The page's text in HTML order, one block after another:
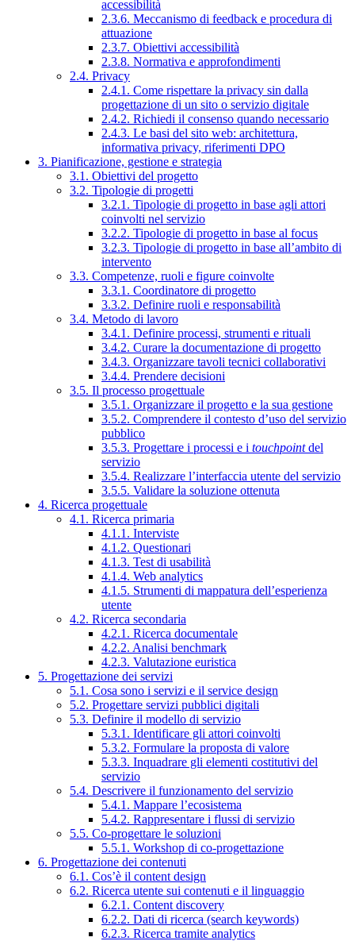
accessibilità
2.3.6. Meccanismo di feedback e procedura di
attuazione
2.3.7. Obiettivi accessibilità
2.3.8. Normativa e approfondimenti
2.4. Privacy
2.4.1. Come rispettare la privacy sin dalla
progettazione di un sito o servizio digitale
2.4.2. Richiedi il consenso quando necessario
2.4.3. Le basi del sito web: architettura,
informativa privacy, riferimenti DPO
3. Pianificazione, gestione e strategia
3.1. Obiettivi del progetto
3.2. Tipologie di progetti
3.2.1. Tipologie di progetto in base agli attori
coinvolti nel servizio
3.2.2. Tipologie di progetto in base al focus
3.2.3. Tipologie di progetto in base all’ambito di
intervento
3.3. Competenze, ruoli e figure coinvolte
3.3.1. Coordinatore di progetto
3.3.2. Definire ruoli e responsabilità
3.4. Metodo di lavoro
3.4.1. Definire processi, strumenti e rituali
3.4.2. Curare la documentazione di progetto
3.4.3. Organizzare tavoli tecnici collaborativi
3.4.4. Prendere decisioni
3.5. Il processo progettuale
3.5.1. Organizzare il progetto e la sua gestione
3.5.2. Comprendere il contesto d’uso del servizio
pubblico
3.5.3. Progettare i processi e i touchpointdel
servizio
3.5.4. Realizzare l’interfaccia utente del servizio
3.5.5. Validare la soluzione ottenuta
4. Ricerca progettuale
4.1. Ricerca primaria
4.1.1. Interviste
4.1.2. Questionari
4.1.3. Test di usabilità
4.1.4. Web analytics
4.1.5. Strumenti di mappatura dell’esperienza
utente
4.2. Ricerca secondaria
4.2.1. Ricerca documentale
4.2.2. Analisi benchmark
4.2.3. Valutazione euristica
5. Progettazione dei servizi
5.1. Cosa sono i servizi e il service design
5.2. Progettare servizi pubblici digitali
5.3. Definire il modello di servizio
5.3.1. Identificare gli attori coinvolti
5.3.2. Formulare la proposta di valore
5.3.3. Inquadrare gli elementi costitutivi del
servizio
5.4. Descrivere il funzionamento del servizio
5.4.1. Mappare l’ecosistema
5.4.2. Rappresentare i flussi di servizio
5.5. Co-progettare le soluzioni
5.5.1. Workshop di co-progettazione
6. Progettazione dei contenuti
6.1. Cos’è il content design
6.2. Ricerca utente sui contenuti e il linguaggio
6.2.1. Content discovery
6.2.2. Dati di ricerca (search keywords)
6.2.3. Ricerca tramite analytics